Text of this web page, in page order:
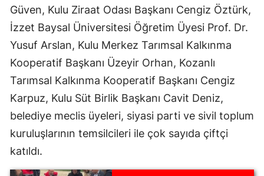
Güven, Kulu Ziraat Odası Başkanı Cengiz Öztürk,
İzzet Baysal Üniversitesi Öğretim Üyesi Prof. Dr.
Yusuf Arslan, Kulu Merkez Tarımsal Kalkınma
Kooperatif Başkanı Üzeyir Orhan, Kozanlı
Tarımsal Kalkınma Kooperatif Başkanı Cengiz
Karpuz, Kulu Süt Birlik Başkanı Cavit Deniz,
belediye meclis üyeleri, siyasi parti ve sivil toplum
kuruluşlarının temsilcileri ile çok sayıda çiftçi
katıldı.